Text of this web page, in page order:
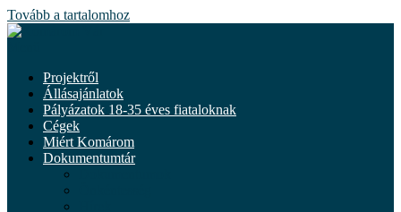
Tovább a tartalomhoz
Projektről
Állásajánlatok
Pályázatok 18-35 éves fiataloknak
Cégek
Miért Komárom
Dokumentumtár